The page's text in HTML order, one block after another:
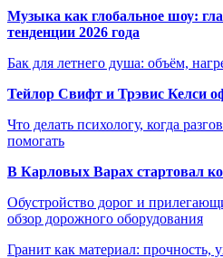
Музыка как глобальное шоу:
тенденции 2026 года
Бак для летнего душа: объём,
Тейлор Свифт и Трэвис Келси
Что делать психологу, когда
помогать
В Карловых Варах стартовал
Обустройство дорог и
обзор дорожного оборудования
Гранит как материал: прочность,